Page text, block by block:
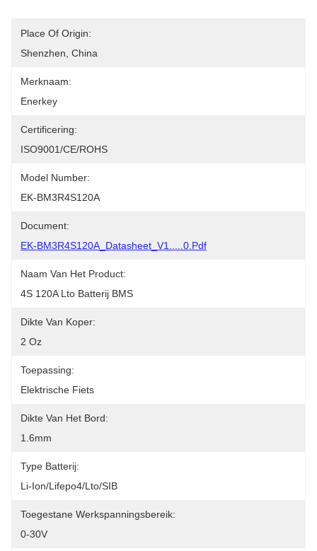
Place Of Origin:
Shenzhen, China
Merknaam:
Enerkey
Certificering:
ISO9001/CE/ROHS
Model Number:
EK-BM3R4S120A
Document:
EK-BM3R4S120A_Datasheet_V1.....0.pdf
Naam Van Het Product:
4S 120A Lto Batterij BMS
Dikte Van Koper:
2 Oz
Toepassing:
Elektrische Fiets
Dikte Van Het Bord:
1.6mm
Type Batterij:
Li-Ion/Lifepo4/Lto/SIB
Toegestane Werkspanningsbereik:
0-30V